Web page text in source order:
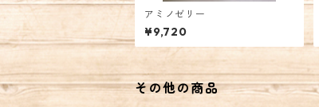
アミノゼリー
¥9,720
その他の商品